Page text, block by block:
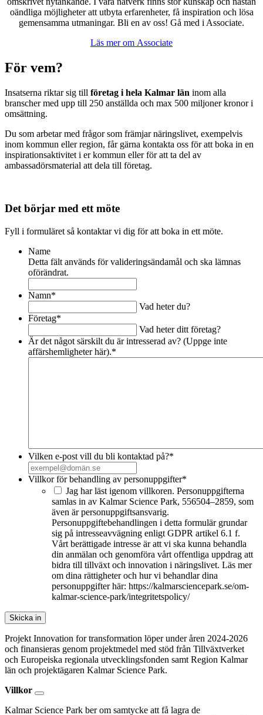
oändliga möjligheter att utbyta erfarenheter, få inspiration och lösa
gemensamma utmaningar. Bli en av oss! Gå med i Associate.
Läs mer om Associate
För vem?
Insatserna riktar sig till företag i hela Kalmar län inom alla
branscher med upp till 250 anställda och max 500 miljoner kronor i
omsättning.
Du som arbetar med frågor som främjar näringslivet, exempelvis
inom kommun eller region, får gärna kontakta oss för att boka in en
inspirationsaktivitet i er kommun eller för att ta del av
ambassadörsmaterial att dela till företag.
Det börjar med ett möte
Fyll i formuläret så kontaktar vi dig för att boka in ett möte.
Name
Detta fält används för valideringsändamål och ska lämnas
oförändrat.
Namn*
Vad heter du?
Företag*
Vad heter ditt företag?
Är det något särskilt du är intresserad av? (Uppge inte
affärshemligheter här).*
Vilken e-post vill du bli kontaktad på?*
Villkor för behandling av personuppgifter*
Jag har läst igenom villkoren. Personuppgifterna
samlas in av Kalmar Science Park, 556504–2859, som
även är personuppgiftsansvarig.
Personuppgiftebehandlingen i detta formulär grundar
sig på intresseavvägning enligt GDPR artikel 6.1 f.
Vårt berättigade intresse är att vi ska kunna behandla
din anmälan och genomföra vårt offentliga uppdrag att
bidra till tillväxt och innovation i näringslivet. Läs mer
om dina rättigheter och hur vi behandlar dina
personuppgifter här: https://kalmarsciencepark.se/om-
kalmar-science-park/integritetspolicy/
Skicka in
Projekt Innovation for transformation löper under åren 2024-2026
och finansieras genom projektmedel med stöd från Tillväxtverket
och Europeiska regionala utvecklingsfonden samt Region Kalmar
län och projektägaren Kalmar Science Park.
Villkor
Kalmar Science Park ber om samtycke att få lagra de